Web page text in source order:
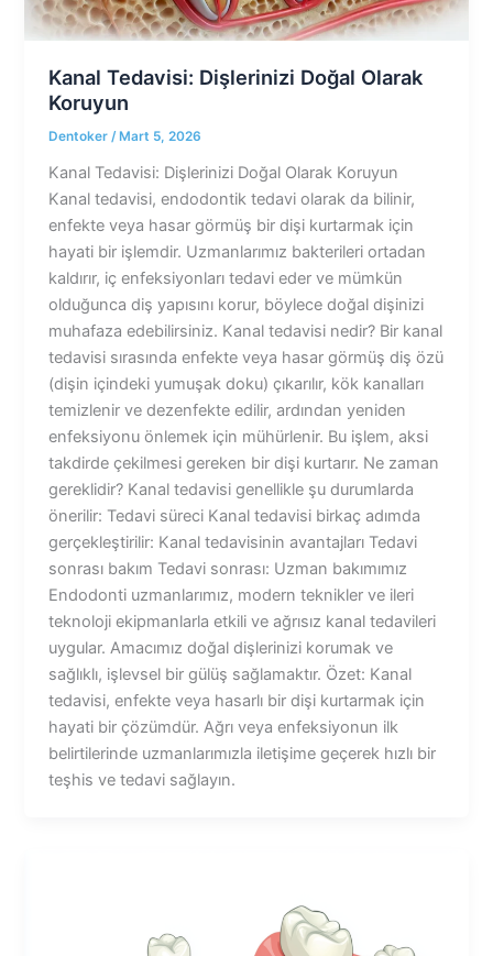
Kanal Tedavisi: Dişlerinizi Doğal Olarak
Koruyun
Dentoker/ Mart 5, 2026
Kanal Tedavisi: Dişlerinizi Doğal Olarak Koruyun
Kanal tedavisi, endodontik tedavi olarak da bilinir,
enfekte veya hasar görmüş bir dişi kurtarmak için
hayati bir işlemdir. Uzmanlarımız bakterileri ortadan
kaldırır, iç enfeksiyonları tedavi eder ve mümkün
olduğunca diş yapısını korur, böylece doğal dişinizi
muhafaza edebilirsiniz. Kanal tedavisi nedir? Bir kanal
tedavisi sırasında enfekte veya hasar görmüş diş özü
(dişin içindeki yumuşak doku) çıkarılır, kök kanalları
temizlenir ve dezenfekte edilir, ardından yeniden
enfeksiyonu önlemek için mühürlenir. Bu işlem, aksi
takdirde çekilmesi gereken bir dişi kurtarır. Ne zaman
gereklidir? Kanal tedavisi genellikle şu durumlarda
önerilir: Tedavi süreci Kanal tedavisi birkaç adımda
gerçekleştirilir: Kanal tedavisinin avantajları Tedavi
sonrası bakım Tedavi sonrası: Uzman bakımımız
Endodonti uzmanlarımız, modern teknikler ve ileri
teknoloji ekipmanlarla etkili ve ağrısız kanal tedavileri
uygular. Amacımız doğal dişlerinizi korumak ve
sağlıklı, işlevsel bir gülüş sağlamaktır. Özet: Kanal
tedavisi, enfekte veya hasarlı bir dişi kurtarmak için
hayati bir çözümdür. Ağrı veya enfeksiyonun ilk
belirtilerinde uzmanlarımızla iletişime geçerek hızlı bir
teşhis ve tedavi sağlayın.